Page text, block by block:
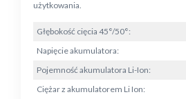
użytkowania.
Głębokość cięcia 45°/50°:
Napięcie akumulatora:
Pojemność akumulatora Li-Ion:
Ciężar z akumulatorem Li Ion: